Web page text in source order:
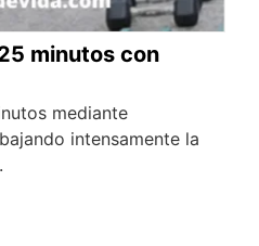
minutos con
mediante
intensamente la